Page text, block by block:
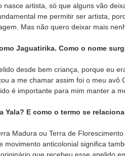
nasce artista, só que alguns vão
me permitir ser artista,
Mas não quero deixar mais
Jaguatirika. Como o nome
desde bem criança, porque eu
a me chamar assim foi o meu avô
é importante para mim manter a
Yala? E como o termo se
Madura ou Terra de
movimento anticolonial significa